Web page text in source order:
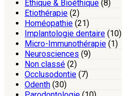
Ethique & Bioéthique (8)
Etiothérapie (2)
Homéopathie (21)
Implantologie dentaire (10)
Micro-Immunothérapie (1)
Neurosciences (9)
Non classé (2)
Occlusodontie (7)
Odenth (30)